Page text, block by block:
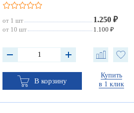
от 1 шт 1.250 ₽
от 10 шт 1.100 ₽
В корзину
Купить
в 1 клик